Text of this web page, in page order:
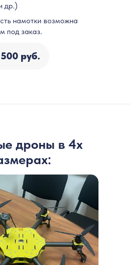
др.)
намотки возможна
под заказ.
руб.
дроны в 4х